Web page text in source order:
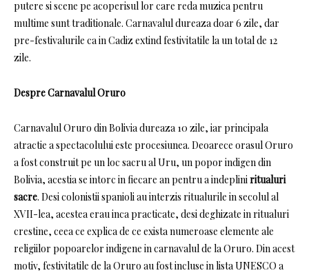
putere si scene pe acoperisul lor care reda muzica pentru
multime sunt traditionale. Carnavalul dureaza doar 6 zile, dar
pre-festivalurile ca in Cadiz extind festivitatile la un total de 12
zile.
Despre Carnavalul Oruro
Carnavalul Oruro din Bolivia dureaza 10 zile, iar principala
atractie a spectacolului este procesiunea. Deoarece orasul Oruro
a fost construit pe un loc sacru al Uru, un popor indigen din
Bolivia, acestia se intorc in fiecare an pentru a indepliniritualuri
sacre. Desi colonistii spanioli au interzis ritualurile in secolul al
XVII-lea, acestea erau inca practicate, desi deghizate in ritualuri
crestine, ceea ce explica de ce exista numeroase elemente ale
religiilor popoarelor indigene in carnavalul de la Oruro. Din acest
motiv, festivitatile de la Oruro au fost incluse in lista UNESCO a